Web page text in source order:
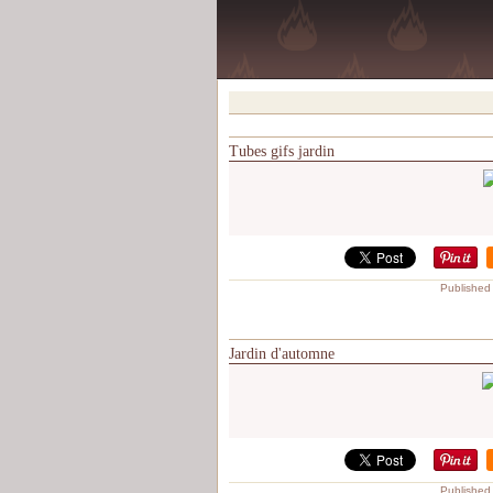
Tubes gifs jardin
Jardin d'automne